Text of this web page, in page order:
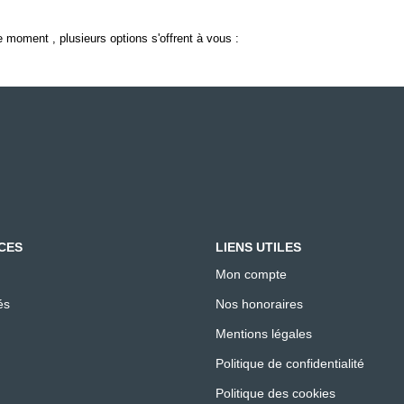
moment , plusieurs options s'offrent à vous :
LIENS UTILES
Mon compte
Nos honoraires
Mentions légales
Politique de confidentialité
Politique des cookies